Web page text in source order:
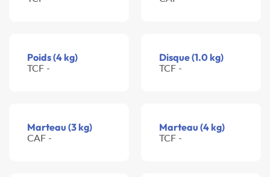
Poids (4 kg)
TCF -
Disque (1.0 kg)
TCF -
Marteau (3 kg)
CAF -
Marteau (4 kg)
TCF -